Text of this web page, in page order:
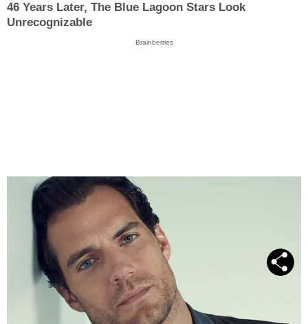
46 Years Later, The Blue Lagoon Stars Look
Unrecognizable
Brainberries